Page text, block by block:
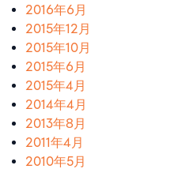
2016年6月
2015年12月
2015年10月
2015年6月
2015年4月
2014年4月
2013年8月
2011年4月
2010年5月